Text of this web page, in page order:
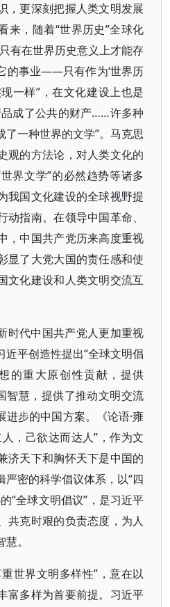
，更深刻把握人类文明发展
来，随着“世界历史”全球化
有在世界历史意义上才能存
事业——只有作为‘世界历
一样”，在文化建设上也是
成了公共的财产……许多种
一种世界的文学”。马克思
观的方法论，对人类文化的
界文学”的必然趋势等诸多
我国文化建设的全球视野提
指南。在领导中国革命、
，中国共产党历来高度重视
显了大党大国的责任感和使
文化建设和人类文明交流互
时代中国共产党人更加重视
平创造性提出“全球文明倡
的重大原创性贡献，提供
智慧，提供了推动文明交流
步的中国方案。《论语·雍
，己欲达而达人”，作为文
济天下和胸怀天下是中国的
密的科学倡议体系，以“四
“全球文明倡议”，是习近平
共克时艰的负责态度，为人
。
世界文明多样性”，意在以
富多样为首要前提。习近平